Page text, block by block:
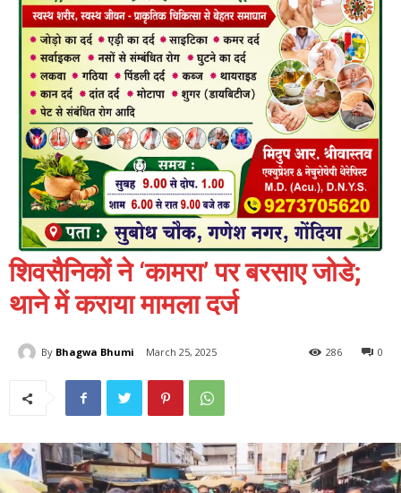
शिवसैनिकों ने ‘कामरा’ पर बरसाए जोडे;
थाने में कराया मामला दर्ज
By Bhagwa Bhumi March 25, 2025 0
286